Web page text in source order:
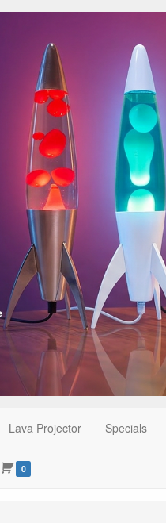
Lava Projector Specials
0